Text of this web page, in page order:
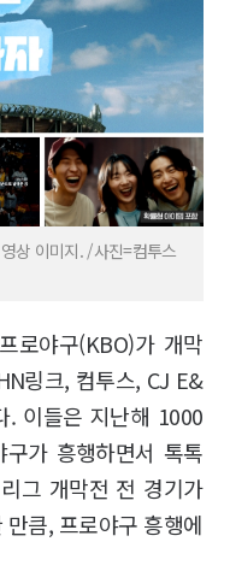
상 이미지. /사진=컴투스
로야구(KBO)가 개막
링크, 컴투스, CJ E&
. 이들은 지난해 1000
가 흥행하면서 톡톡
그 개막전 전 경기가
큼, 프로야구 흥행에